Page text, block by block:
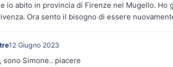
io abito in provincia di Firenze nel Mugello. Ho
Ora sento il bisogno di essere
12 Giugno 2023
sono Simone.. piacere